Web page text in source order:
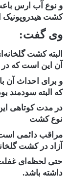
و نوع آب ارس
کشت هیدروپونیک
وی گفت:
البته کشت
آن این است که در
و برای احداث آن
که البته
در مدت کوتاهی
نوع کشت
مراقب دائمی
آزاد در کشت
حتی لحظه‌ای
داشته باشد.